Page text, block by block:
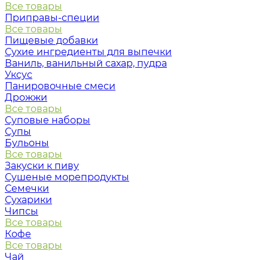
Все товары
Приправы-специи
Все товары
Пищевые добавки
Сухие ингредиенты для выпечки
Ваниль, ванильный сахар, пудра
Уксус
Панировочные смеси
Дрожжи
Все товары
Суповые наборы
Супы
Бульоны
Все товары
Закуски к пиву
Сушеные морепродукты
Семечки
Сухарики
Чипсы
Все товары
Кофе
Все товары
Чай